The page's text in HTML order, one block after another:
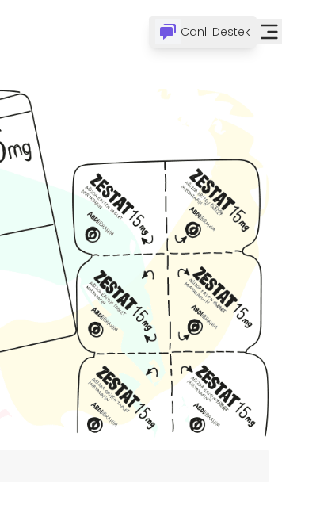
Canlı Destek